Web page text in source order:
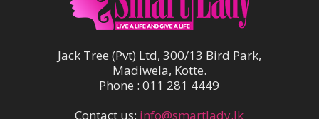
Jack Tree (Pvt) Ltd, 300/13 Bird Park,
Madiwela, Kotte.
Phone : 011 281 4449
Contact us: info@smartlady.lk